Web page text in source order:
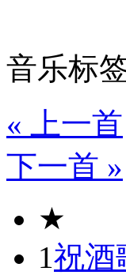
音乐标签
« 上一首
下一首 »
★
1祝酒